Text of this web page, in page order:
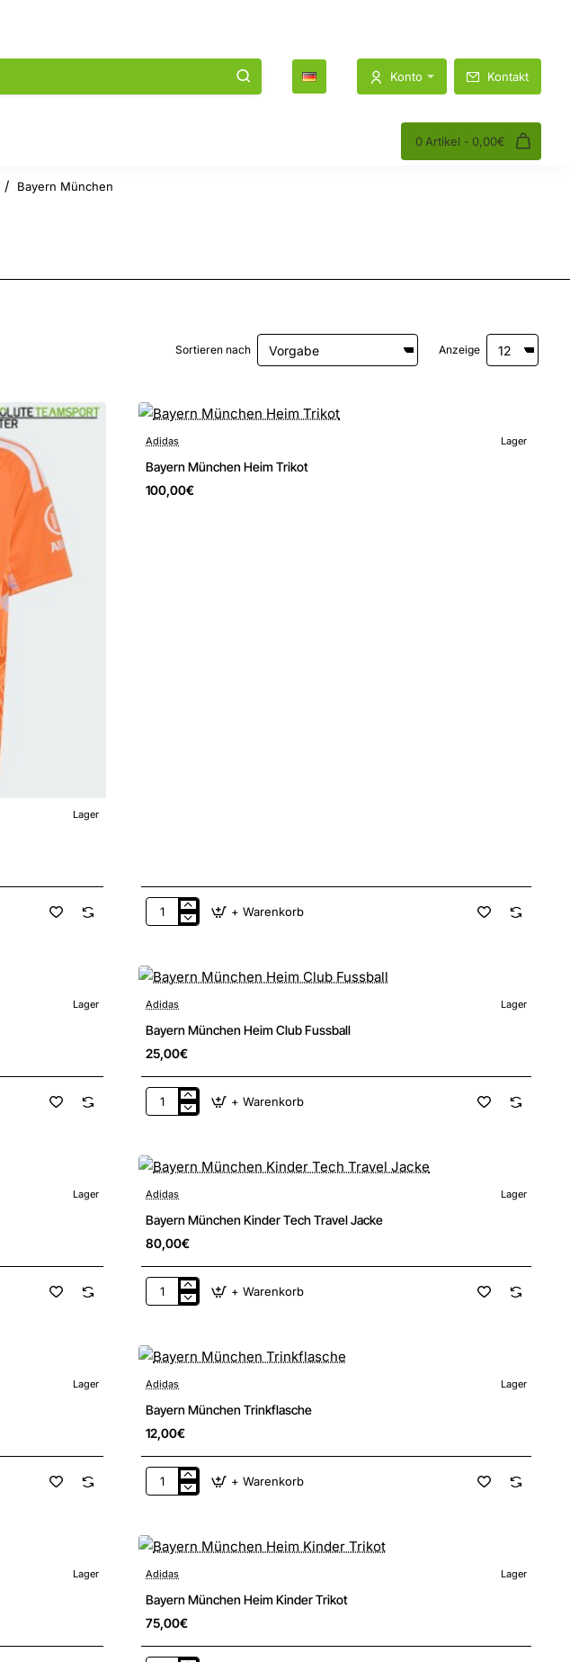
Konto Kontakt
0 Artikel - 0,00€
Bayern München
Sortieren nach Anzeige
New
Lager
New
Adidas Lager
Bayern München Heim Trikot
100,00€
Bayern
+ Warenkorb
New
Lager Adidas Lager
Bayern München Heim Club Fussball
25,00€
Bayern
Fussball
+ Warenkorb
Lager Adidas Lager
Bayern München Kinder Tech Travel Jacke
80,00€
Bayern
Travel
Jacke
+ Warenkorb
Lager Adidas Lager
Bayern München Trinkflasche
12,00€
Bayern
+ Warenkorb
Lager Adidas Lager
Bayern München Heim Kinder Trikot
75,00€